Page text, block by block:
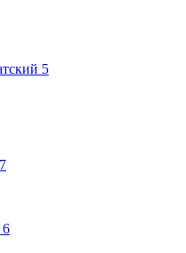
5
7
6